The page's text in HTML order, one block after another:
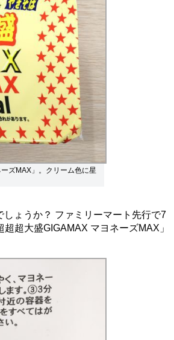
ズMAX」。クリーム色に星
ょうか？ ファミリーマート先行で7
超大盛GIGAMAX マヨネーズMAX」